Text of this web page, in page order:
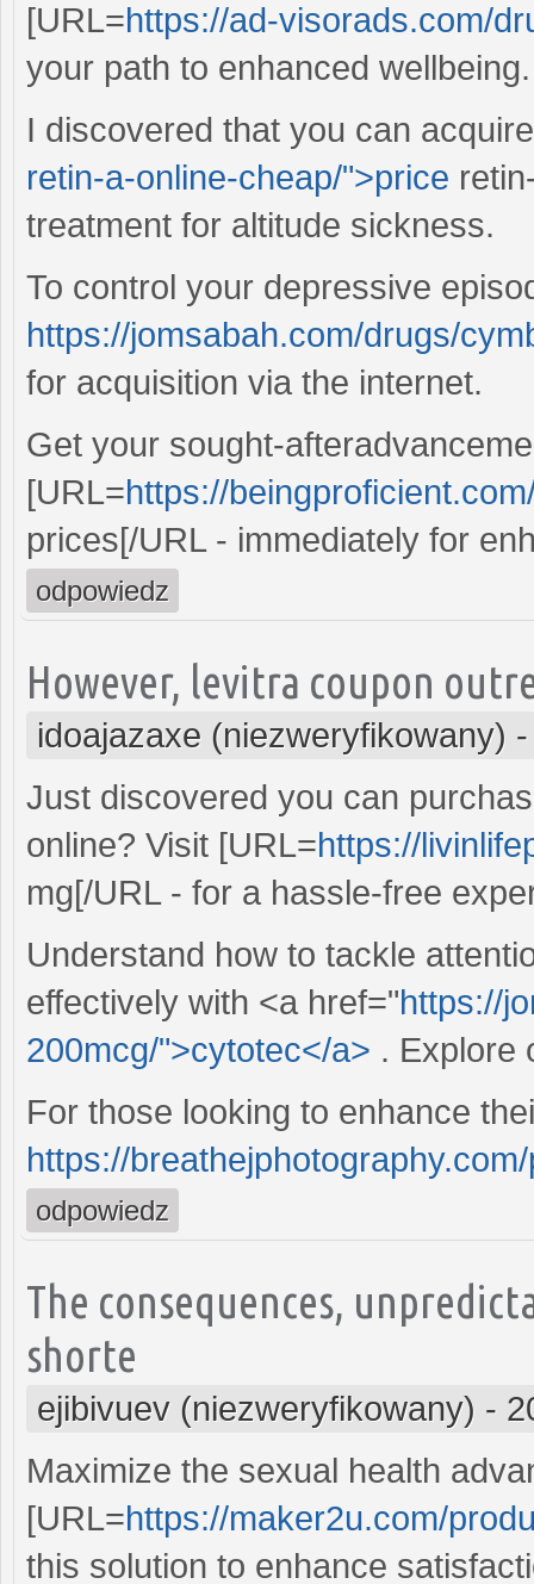
[URL=https://ad-visorads.com/
your path to enhanced wellbeing.
I discovered that you can
retin-a-online-cheap/">price
treatment for altitude sickness.
To control your depressive
https://jomsabah.com/drugs/
for acquisition via the internet.
Get your sought-
[URL=https://
prices[/URL - immediately for
odpowiedz
However, levitra coupon
idoajazaxe (niezweryfikowany)
Just discovered you can
online? Visit [URL=https://
mg[/URL - for a hassle-free
Understand how to tackle
effectively with <a href="https://
200mcg/">cytotec</a> . Explore
For those looking to enhance
https://
odpowiedz
The consequences,
shorte
ejibivuev (niezweryfikowany) -
Maximize the sexual health
[URL=https://maker2u.com/
this solution to enhance